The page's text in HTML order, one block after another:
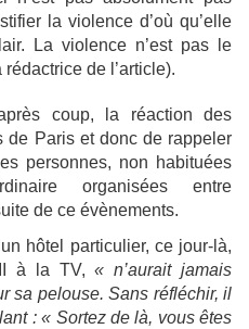
la violence d’où qu’elle
La violence n’est pas le
de l’article).
coup, la réaction des
de Paris et donc de rappeler
personnes, non habituées
organisées entre
de ce évènements.
hôtel particulier, ce jour-là,
III à la TV,« n’aurait jamais
sa pelouse. Sans réfléchir, il
: « Sortez de là, vous êtes